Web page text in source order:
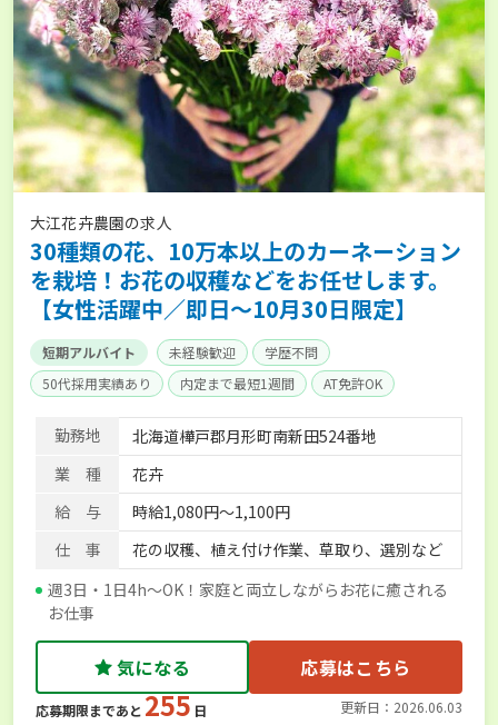
大江花卉農園の求人
30種類の花、10万本以上のカーネーション
を栽培！お花の収穫などをお任せします。
【女性活躍中／即日～10月30日限定】
短期アルバイト 未経験歓迎
学歴不問
50代採用実績あり
内定まで最短1週間 AT免許OK
勤務地
北海道樺戸郡月形町南新田524番地
業 種
花卉
給 与
時給1,080円〜1,100円
仕 事
花の収穫、植え付け作業、草取り、選別など
週3日・1日4h～OK！家庭と両立しながらお花に癒される
お仕事
気になる 応募はこちら
応募期限まであと 255 日 更新日：2026.06.03